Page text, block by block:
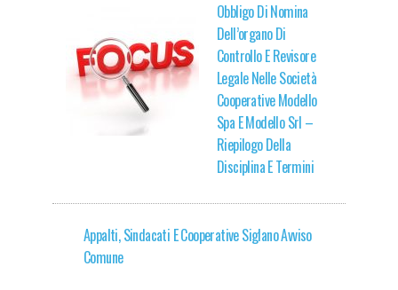
Obbligo Di Nomina
Dell’organo Di
Controllo E Revisore
Legale Nelle Società
Cooperative Modello
Spa E Modello Srl –
Riepilogo Della
Disciplina E Termini
Appalti, Sindacati E Cooperative Siglano Avviso
Comune